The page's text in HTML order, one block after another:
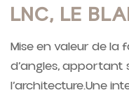
LNC, LE
Mise en valeur de la
d’angles,
l’architecture.Une